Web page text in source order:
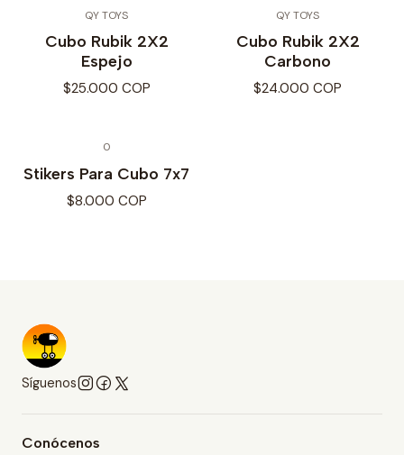
QY TOYS
Cubo Rubik 2X2
Espejo
$25.000 COP
QY TOYS
Cubo Rubik 2X2
Carbono
$24.000 COP
0
Stikers Para Cubo 7x7
$8.000 COP
Síguenos
Conócenos